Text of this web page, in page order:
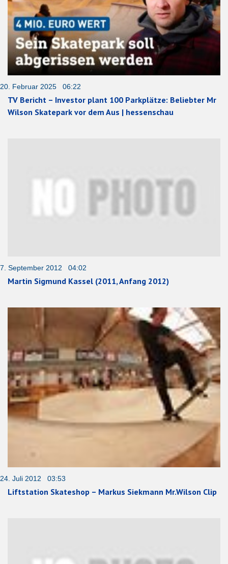
20. Februar 2025 06:22
TV Bericht – Investor plant 100 Parkplätze: Beliebter Mr
Wilson Skatepark vor dem Aus | hessenschau
7. September 2012 04:02
Martin Sigmund Kassel (2011, Anfang 2012)
24. Juli 2012 03:53
Liftstation Skateshop – Markus Siekmann Mr.Wilson Clip